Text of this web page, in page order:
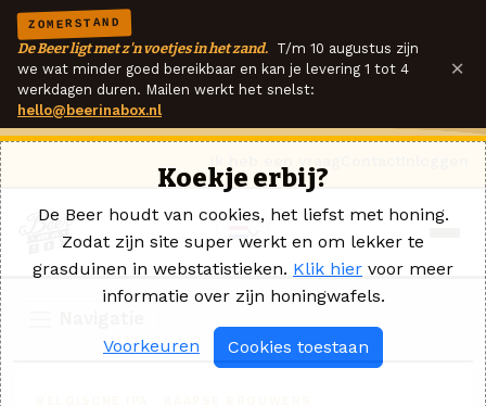
ZOMERSTAND
De Beer ligt met z'n voetjes in het zand. T/m 10 augustus zijn
we wat minder goed bereikbaar en kan je levering 1 tot 4
werkdagen duren. Mailen werkt het snelst:
hello@beerinabox.nl
×
Koekje erbij?
De Beer houdt van cookies, het liefst met honing.
Zodat zijn site super werkt en om lekker te
grasduinen in webstatistieken. Klik hier voor meer
informatie over zijn honingwafels.
Voorkeuren Cookies toestaan